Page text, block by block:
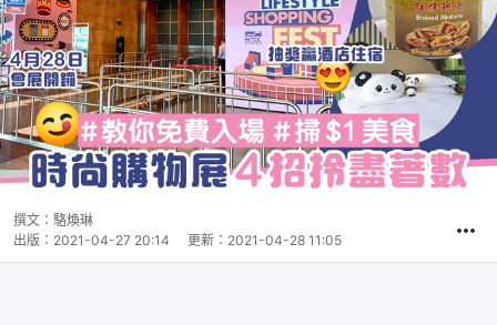
撰文： 駱煥琳
出版： 2021-04-27 20:14 更新： 2021-04-28 11:05